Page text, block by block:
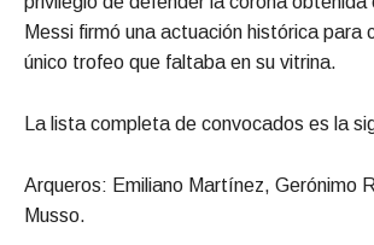
Messi firmó una actuación histórica para
único trofeo que faltaba en su vitrina.
La lista completa de convocados es la
Arqueros: Emiliano Martínez, Gerónimo
Musso.